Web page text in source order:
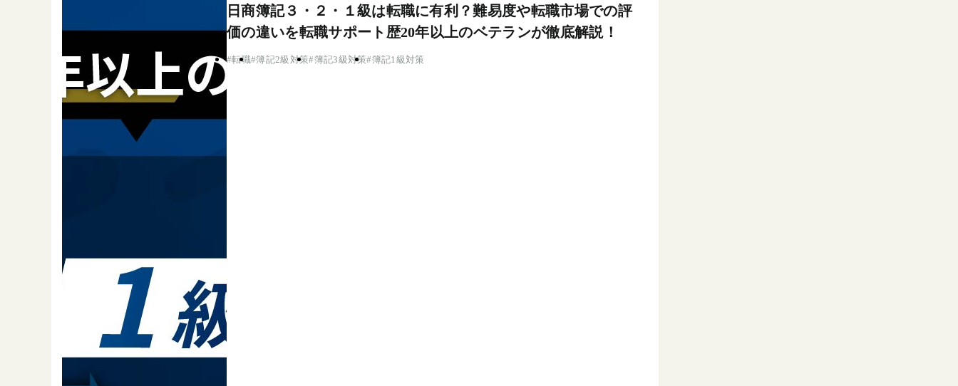
日商簿記３・２・１級は転職に有利？難易度や転職市場での評
価の違いを転職サポート歴20年以上のベテランが徹底解説！
転職 簿記2級対策 簿記3級対策 簿記1級対策